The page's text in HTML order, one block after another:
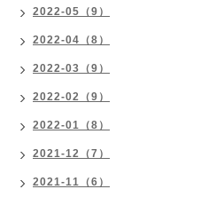
2022-05（9）
2022-04（8）
2022-03（9）
2022-02（9）
2022-01（8）
2021-12（7）
2021-11（6）